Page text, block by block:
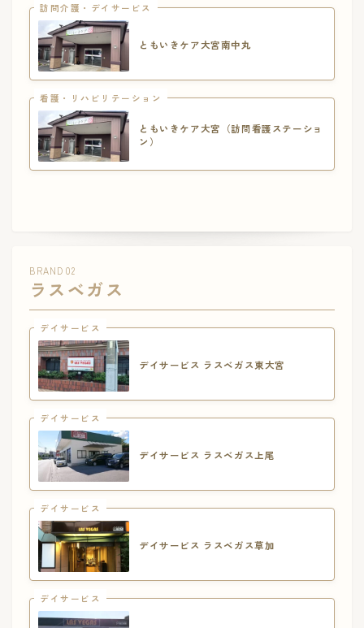
訪問介護・デイサービス
ともいきケア大宮南中丸
看護・リハビリテーション
ともいきケア大宮（訪問看護ステーショ
ン）
BRAND 02
ラスベガス
デイサービス
デイサービス ラスベガス東大宮
デイサービス
デイサービス ラスベガス上尾
デイサービス
デイサービス ラスベガス草加
デイサービス